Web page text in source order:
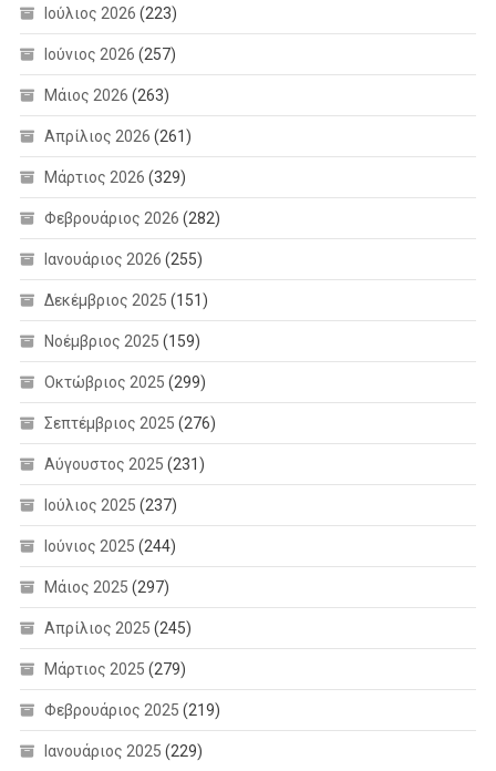
Ιούλιος 2026 (223)
Ιούνιος 2026 (257)
Μάιος 2026 (263)
Απρίλιος 2026 (261)
Μάρτιος 2026 (329)
Φεβρουάριος 2026 (282)
Ιανουάριος 2026 (255)
Δεκέμβριος 2025 (151)
Νοέμβριος 2025 (159)
Οκτώβριος 2025 (299)
Σεπτέμβριος 2025 (276)
Αύγουστος 2025 (231)
Ιούλιος 2025 (237)
Ιούνιος 2025 (244)
Μάιος 2025 (297)
Απρίλιος 2025 (245)
Μάρτιος 2025 (279)
Φεβρουάριος 2025 (219)
Ιανουάριος 2025 (229)